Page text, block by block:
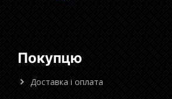
Покупцю
Доставка і оплата